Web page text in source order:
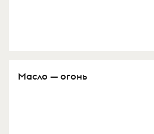
Масло — огонь